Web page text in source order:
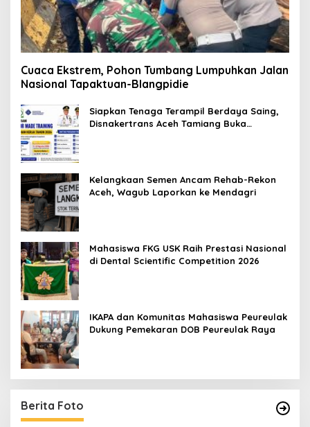
Cuaca Ekstrem, Pohon Tumbang Lumpuhkan Jalan
Nasional Tapaktuan-Blangpidie
Siapkan Tenaga Terampil Berdaya Saing,
Disnakertrans Aceh Tamiang Buka
Kelangkaan Semen Ancam Rehab-Rekon
Aceh, Wagub Laporkan ke Mendagri
Mahasiswa FKG USK Raih Prestasi Nasional
di Dental Scientific Competition 2026
IKAPA dan Komunitas Mahasiswa Peureulak
Dukung Pemekaran DOB Peureulak Raya
Berita Foto